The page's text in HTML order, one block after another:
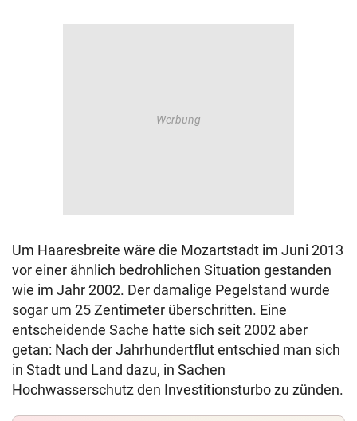
Um Haaresbreite wäre die Mozartstadt im Juni 2013
vor einer ähnlich bedrohlichen Situation gestanden
wie im Jahr 2002. Der damalige Pegelstand wurde
sogar um 25 Zentimeter überschritten. Eine
entscheidende Sache hatte sich seit 2002 aber
getan: Nach der Jahrhundertflut entschied man sich
in Stadt und Land dazu, in Sachen
Hochwasserschutz den Investitionsturbo zu zünden.